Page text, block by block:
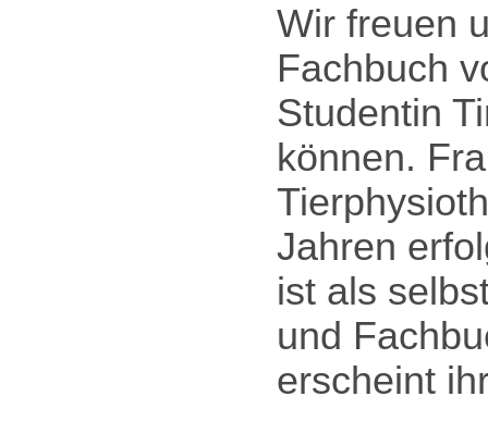
Wir freuen
Fachbuch
Studentin
können.
Jahren
ist als
und
erscheint